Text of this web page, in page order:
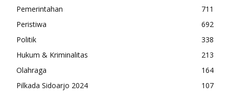
Pemerintahan
711
Peristiwa
692
Politik
338
Hukum & Kriminalitas
213
Olahraga
164
Pilkada Sidoarjo 2024
107